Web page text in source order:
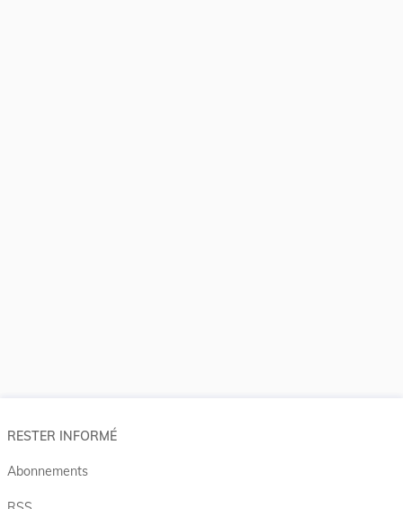
RESTER INFORMÉ
Abonnements